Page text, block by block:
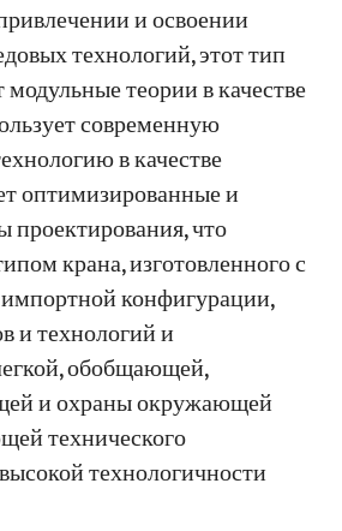
и освоении
технологий, этот тип
теории в качестве
современную
в качестве
оптимизированные и
что
крана, изготовленного с
конфигурации,
и технологий и
обобщающей,
и охраны окружающей
технического
технологичности